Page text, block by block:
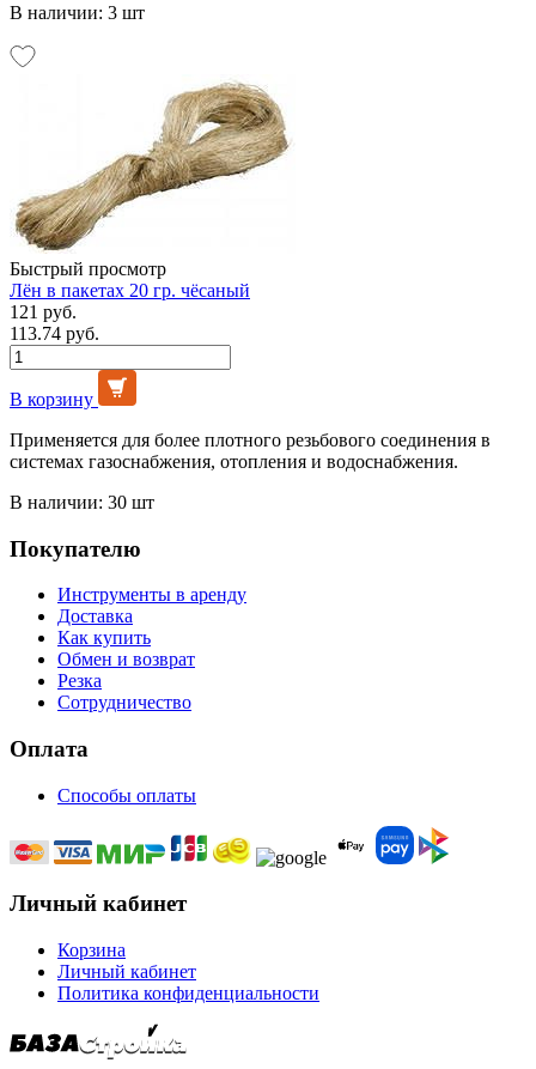
В наличии: 3 шт
Быстрый просмотр
Лён в пакетах 20 гр. чёсаный
121 руб.
113.74 руб.
В корзину
Применяется для более плотного резьбового соединения в
системах газоснабжения, отопления и водоснабжения.
В наличии: 30 шт
Покупателю
Инструменты в аренду
Доставка
Как купить
Обмен и возврат
Резка
Сотрудничество
Оплата
Способы оплаты
Личный кабинет
Корзина
Личный кабинет
Политика конфиденциальности